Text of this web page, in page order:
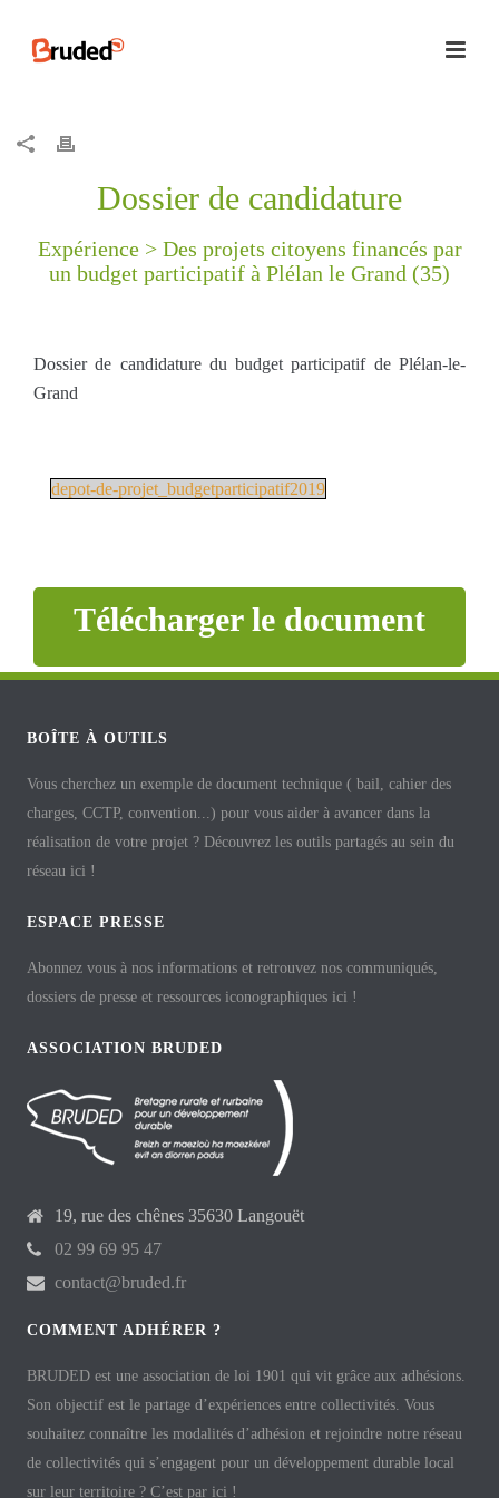
Dossier de candidature
Expérience > Des projets citoyens financés par
un budget participatif à Plélan le Grand (35)
Dossier de candidature du budget participatif de Plélan-le-
Grand
depot-de-projet_budgetparticipatif2019
Télécharger le document
BOÎTE À OUTILS
Vous cherchez un exemple de document technique ( bail, cahier des
charges, CCTP, convention...) pour vous aider à avancer dans la
réalisation de votre projet ? Découvrez les outils partagés au sein du
réseau ici !
ESPACE PRESSE
Abonnez vous à nos informations et retrouvez nos communiqués,
dossiers de presse et ressources iconographiques ici !
ASSOCIATION BRUDED
19, rue des chênes 35630 Langouët
02 99 69 95 47
contact@bruded.fr
COMMENT ADHÉRER ?
BRUDED est une association de loi 1901 qui vit grâce aux adhésions.
Son objectif est le partage d’expériences entre collectivités. Vous
souhaitez connaître les modalités d’adhésion et rejoindre notre réseau
de collectivités qui s’engagent pour un développement durable local
sur leur territoire ? C’est par ici !